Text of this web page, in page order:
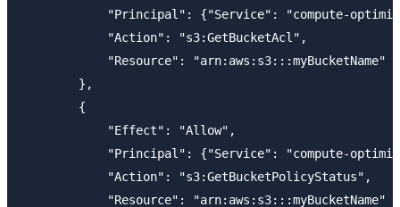
"Principal": {"Service": "compute-
            "Action": "s3:GetBucketAcl",
            "Resource": "arn:aws:s3:::myBucketName"
        },
        {
            "Effect": "Allow",
"Principal": {"Service": "compute-
            "Action": "s3:GetBucketPolicyStatus",
            "Resource": "arn:aws:s3:::myBucketName"